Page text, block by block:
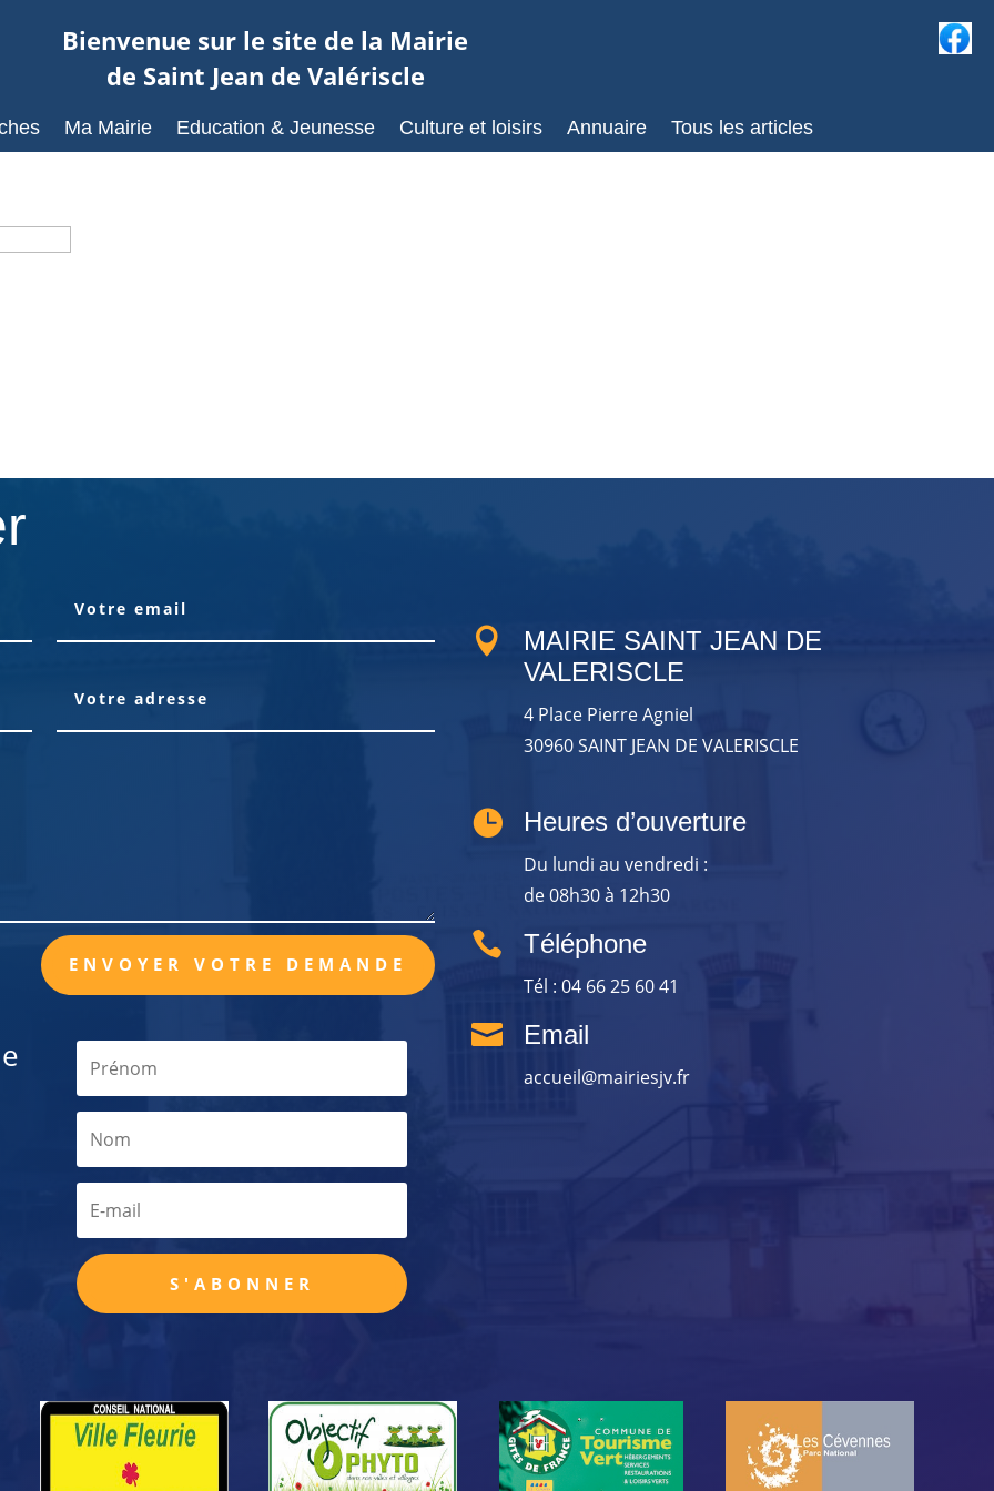
Bienvenue sur le site de la Mairie
de Saint Jean de Valériscle
Ma Mairie Education & Jeunesse Culture et loisirs Annuaire Tous les articles
ENVOYER VOTRE DEMANDE
S'ABONNER

MAIRIE SAINT JEAN DE
VALERISCLE
4 Place Pierre Agniel
30960 SAINT JEAN DE VALERISCLE
 Heures d’ouverture
Du lundi au vendredi :
de 08h30 à 12h30
 Téléphone
Tél : 04 66 25 60 41
 Email
accueil@mairiesjv.fr